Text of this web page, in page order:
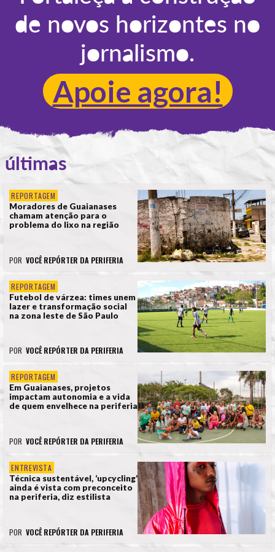
de novos horizontes no
jornalismo.
Apoie agora!
últimas
REPORTAGEM
Moradores de Guaianases
chamam atenção para o
problema do lixo na região
POR VOCÊ REPÓRTER DA PERIFERIA
REPORTAGEM
Futebol de várzea: times unem
lazer e transformação social
na zona leste de São Paulo
POR VOCÊ REPÓRTER DA PERIFERIA
REPORTAGEM
Em Guaianases, projetos
impactam autonomia e a vida
de quem envelhece na periferia
POR VOCÊ REPÓRTER DA PERIFERIA
ENTREVISTA
Técnica sustentável, ‘upcycling’
ainda é vista com preconceito
na periferia, diz estilista
POR VOCÊ REPÓRTER DA PERIFERIA